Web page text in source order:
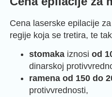
Cena laserske epilacije
regije koja se tretira, te
stomaka iznosi od
dinarskoj
ramena od 150 do
protivvrednosti,